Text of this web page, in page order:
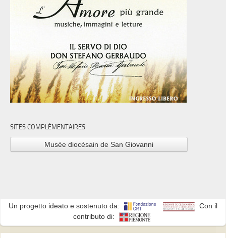
SITES COMPLÉMENTAIRES
Musée diocésain de San Giovanni
Un progetto ideato e sostenuto da:
Con il
contributo di: